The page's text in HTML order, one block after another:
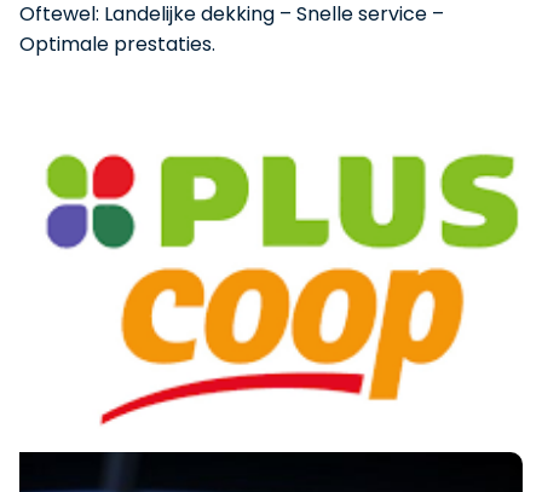
Oftewel: Landelijke dekking – Snelle service –
Optimale prestaties.